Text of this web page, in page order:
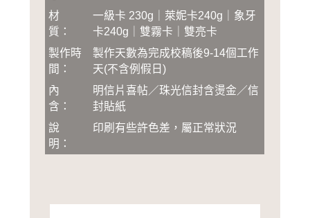
材
質：
一級卡 230g｜萊妮卡240g｜象牙
卡240g｜雙霧卡｜雙亮卡
製作時
間：
製作天數為完成校稿後9-14個工作
天(不含例假日)
內
含：
明信片喜帖／珠光信封含燙金／信
封貼紙
說
明：
印刷有些許色差，屬正常狀況